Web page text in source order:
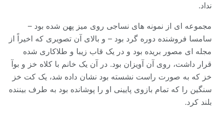
نداد.
مجموعه ای از نمونه های نساجی روی میز پهن شده بود –
سامسا فروشنده دوره گرد بود – و بالای آن تصویری که اخیراً از
مجله ای مصور بریده بود و در یک قاب زیبا و طلاکاری شده
قرار داشت، روی آن آویزان بود. در آن یک خانم با کلاه خز و بوآ
خز که به صورت راست نشسته بود نشان داده شد، یک کت خز
سنگین را که تمام بازوی پایینی او را پوشانده بود به طرف بیننده
بلند کرد.